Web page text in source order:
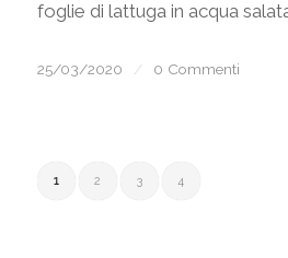
foglie di lattuga in acqua
25/03/2020 / 0 Commenti
1 2 3 4